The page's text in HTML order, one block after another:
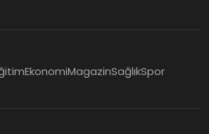
EkonomiMagazinSağlıkSpor